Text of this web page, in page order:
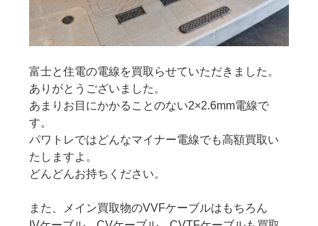
富士と住電の電線を買取らせていただきました。
ありがとうございました。
あまりお目にかかることのない2×2.6mm電線で
す。
パワトレではどんなマイナー電線でも高額買取い
たしますよ。
どんどんお持ちください。
また、メイン買取物のVVFケーブルはもちろん